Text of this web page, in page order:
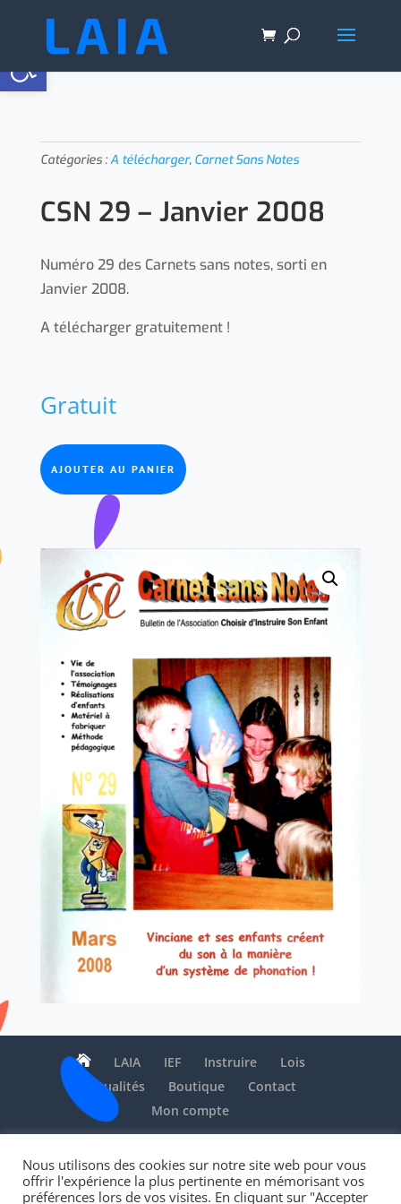
Ouvrir la barre d’outils
Catégories :A télécharger, Carnet Sans Notes
CSN 29 – Janvier 2008
Numéro 29 des Carnets sans notes, sorti en
Janvier 2008.
A télécharger gratuitement !
Gratuit
AJOUTER AU PANIER
 LAIA IEF Instruire
Lois
Actualités
Boutique
Contact
Mon compte
Association LAIA - Depuis 2006 au service de
Nous utilisons des cookies sur notre site web pour vous
offrir l'expérience la plus pertinente en mémorisant vos
préférences lors de vos visites. En cliquant sur "Accepter